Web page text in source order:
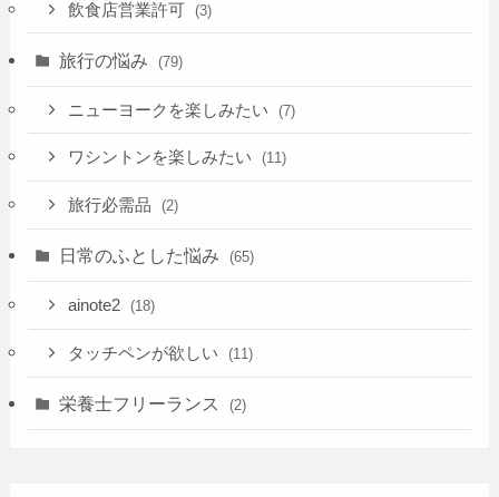
飲食店営業許可 (3)
旅行の悩み (79)
ニューヨークを楽しみたい (7)
ワシントンを楽しみたい (11)
旅行必需品 (2)
日常のふとした悩み (65)
ainote2 (18)
タッチペンが欲しい (11)
栄養士フリーランス (2)